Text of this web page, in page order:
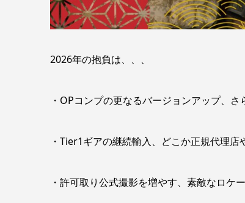
2026年の抱負は、、、
・OPコンプの更なるバージョンアップ、さ
・Tier1ギアの継続輸入、どこか正規代理
・許可取り公式撮影を増やす、素敵なロケ